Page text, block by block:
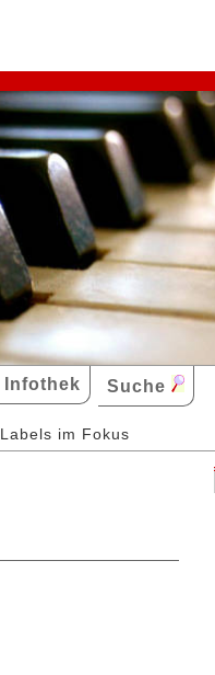
Infothek Suche
Labels im Fokus